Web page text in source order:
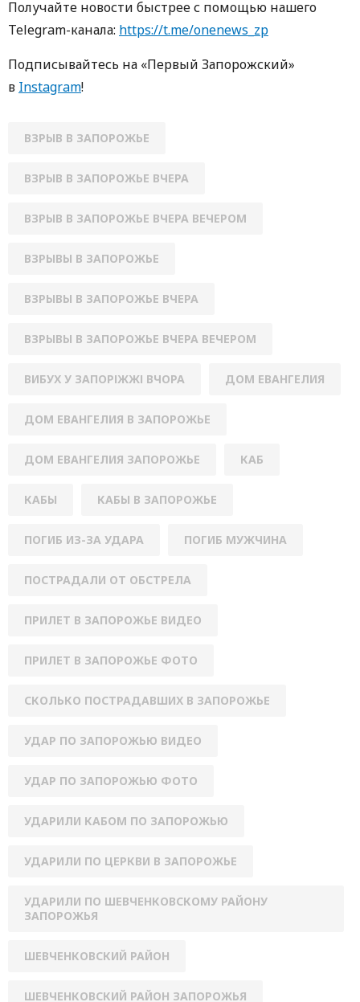
Получайте новости быстрее с помощью нашего
Telegram-канала: https://t.me/onenews_zp
Подписывайтесь на «Первый Запорожский»
в Instagram!
ВЗРЫВ В ЗАПОРОЖЬЕ
ВЗРЫВ В ЗАПОРОЖЬЕ ВЧЕРА
ВЗРЫВ В ЗАПОРОЖЬЕ ВЧЕРА ВЕЧЕРОМ
ВЗРЫВЫ В ЗАПОРОЖЬЕ
ВЗРЫВЫ В ЗАПОРОЖЬЕ ВЧЕРА
ВЗРЫВЫ В ЗАПОРОЖЬЕ ВЧЕРА ВЕЧЕРОМ
ВИБУХ У ЗАПОРІЖЖІ ВЧОРА ДОМ ЕВАНГЕЛИЯ
ДОМ ЕВАНГЕЛИЯ В ЗАПОРОЖЬЕ
ДОМ ЕВАНГЕЛИЯ ЗАПОРОЖЬЕ КАБ
КАБЫ КАБЫ В ЗАПОРОЖЬЕ
ПОГИБ ИЗ-ЗА УДАРА ПОГИБ МУЖЧИНА
ПОСТРАДАЛИ ОТ ОБСТРЕЛА
ПРИЛЕТ В ЗАПОРОЖЬЕ ВИДЕО
ПРИЛЕТ В ЗАПОРОЖЬЕ ФОТО
СКОЛЬКО ПОСТРАДАВШИХ В ЗАПОРОЖЬЕ
УДАР ПО ЗАПОРОЖЬЮ ВИДЕО
УДАР ПО ЗАПОРОЖЬЮ ФОТО
УДАРИЛИ КАБОМ ПО ЗАПОРОЖЬЮ
УДАРИЛИ ПО ЦЕРКВИ В ЗАПОРОЖЬЕ
УДАРИЛИ ПО ШЕВЧЕНКОВСКОМУ РАЙОНУ
ЗАПОРОЖЬЯ
ШЕВЧЕНКОВСКИЙ РАЙОН
ШЕВЧЕНКОВСКИЙ РАЙОН ЗАПОРОЖЬЯ